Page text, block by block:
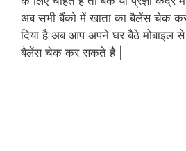
अब सभी बैंको में खाता का बैलेंस चेक
दिया है अब आप अपने घर बैठे
बैलेंस चेक कर सकते है |